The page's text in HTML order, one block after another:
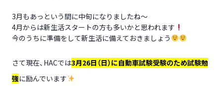
3月もあっという間に中旬になりましたね～
4月からは新生活スタートの方も多いかと思われます
今のうちに準備をして新生活に備えておきましょう
さて現在、HACでは3月26日（日）に自動車試験受験のため試験勉
強に励んでいます